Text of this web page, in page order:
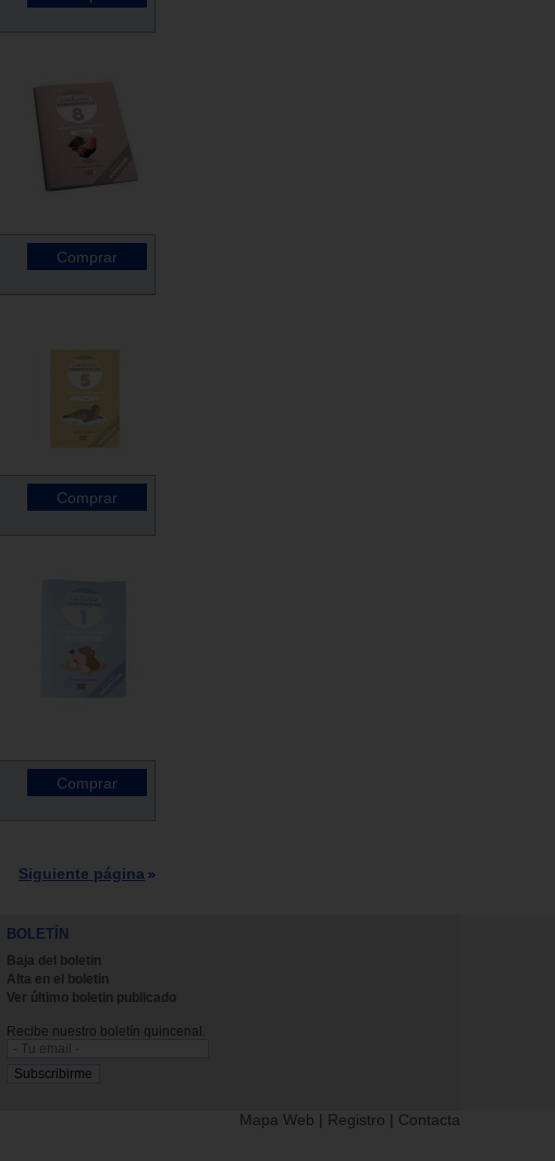
Siguiente página
BOLETÍN
Baja del boletin
Alta en el boletin
Ver último boletin publicado
Recibe nuestro boletín quincenal.
Mapa Web | Registro | Contacta